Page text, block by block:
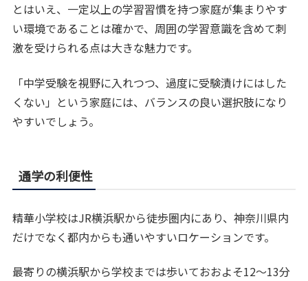
とはいえ、一定以上の学習習慣を持つ家庭が集まりやす
い環境であることは確かで、周囲の学習意識を含めて刺
激を受けられる点は大きな魅力です。
「中学受験を視野に入れつつ、過度に受験漬けにはした
くない」という家庭には、バランスの良い選択肢になり
やすいでしょう。
通学の利便性
精華小学校はJR横浜駅から徒歩圏内にあり、神奈川県内
だけでなく都内からも通いやすいロケーションです。
最寄りの横浜駅から学校までは歩いておおよそ12〜13分